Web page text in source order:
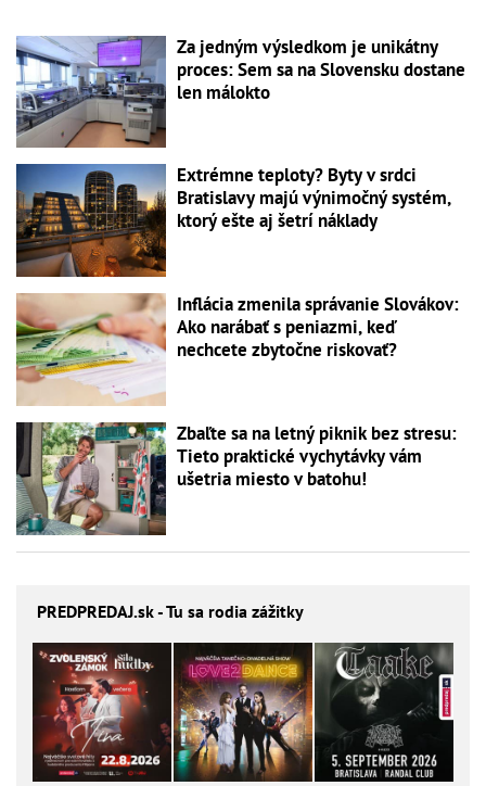
Za jedným výsledkom je unikátny
proces: Sem sa na Slovensku dostane
len málokto
Extrémne teploty? Byty v srdci
Bratislavy majú výnimočný systém,
ktorý ešte aj šetrí náklady
Inflácia zmenila správanie Slovákov:
Ako narábať s peniazmi, keď
nechcete zbytočne riskovať?
Zbaľte sa na letný piknik bez stresu:
Tieto praktické vychytávky vám
ušetria miesto v batohu!
PREDPREDAJ.sk - Tu sa rodia zážitky